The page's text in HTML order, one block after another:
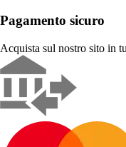
Pagamento sicuro
Acquista sul nostro sito in